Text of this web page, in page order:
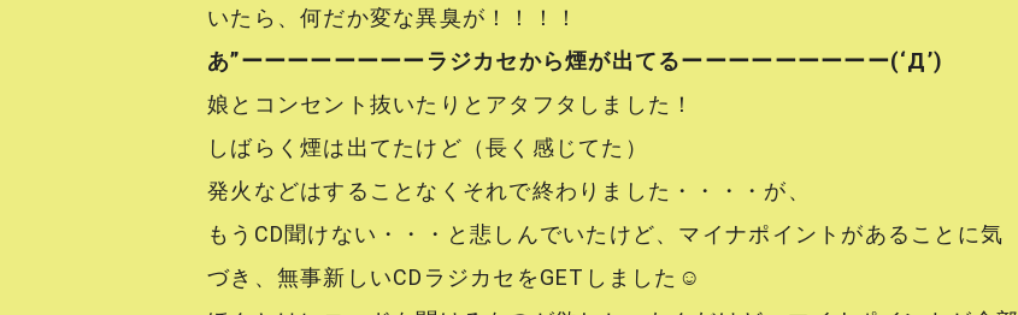
いたら、何だか変な異臭が！！！！
あ”ーーーーーーーーラジカセから煙が出てるーーーーーーーーー(‘Д’)
娘とコンセント抜いたりとアタフタしました！
しばらく煙は出てたけど（長く感じてた）
発火などはすることなくそれで終わりました・・・・が、
もうCD聞けない・・・と悲しんでいたけど、マイナポイントがあることに気
づき、無事新しいCDラジカセをGETしました☺